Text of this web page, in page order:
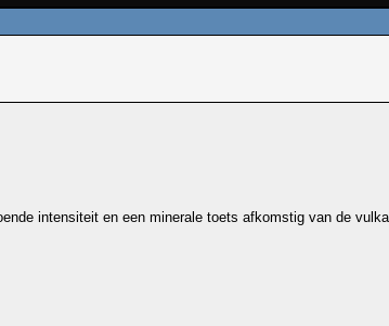
intensiteit en een minerale toets afkomstig van de